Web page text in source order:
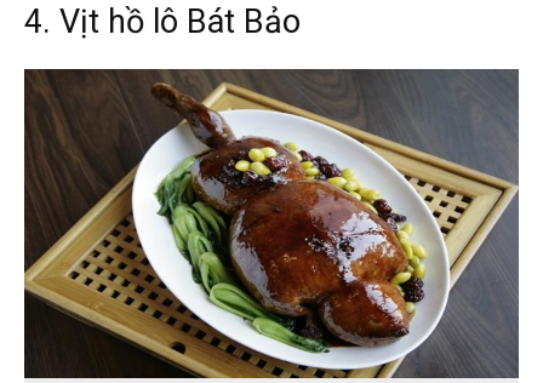
4. Vịt hồ lô Bát Bảo